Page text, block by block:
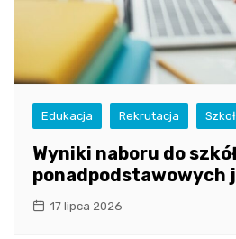
Edukacja Rekrutacja
Wyniki naboru do
ponadpodstawowych
17 lipca 2026